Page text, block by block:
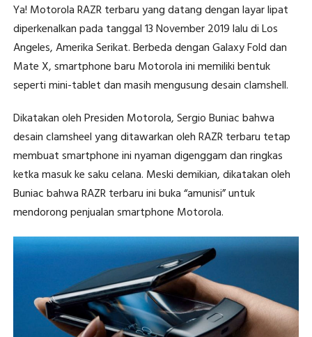
Ya! Motorola RAZR terbaru yang datang dengan layar lipat
diperkenalkan pada tanggal 13 November 2019 lalu di Los
Angeles, Amerika Serikat. Berbeda dengan Galaxy Fold dan
Mate X, smartphone baru Motorola ini memiliki bentuk
seperti mini-tablet dan masih mengusung desain clamshell.
Dikatakan oleh Presiden Motorola, Sergio Buniac bahwa
desain clamsheel yang ditawarkan oleh RAZR terbaru tetap
membuat smartphone ini nyaman digenggam dan ringkas
ketka masuk ke saku celana. Meski demikian, dikatakan oleh
Buniac bahwa RAZR terbaru ini buka “amunisi” untuk
mendorong penjualan smartphone Motorola.